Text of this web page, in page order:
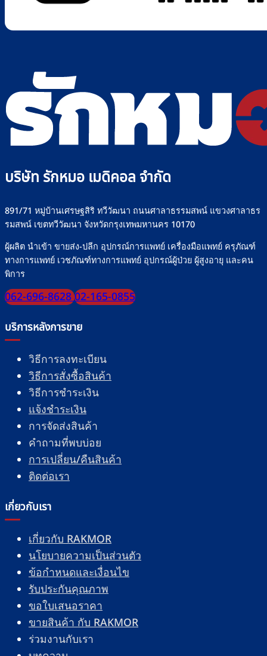
บริษัท รักหมอ เมดิคอล จำกัด
891/71 หมู่บ้านเศรษฐสิริ ทวีวัฒนา ถนนศาลาธรรมสพน์ แขวงศาลาธร
รมสพน์ เขตทวีวัฒนา จังหวัดกรุงเทพมหานคร 10170
ผู้ผลิต นำเข้า ขายส่ง-ปลีก อุปกรณ์การแพทย์ เครื่องมือแพทย์ ครุภัณฑ์
ทางการแพทย์ เวชภัณฑ์ทางการแพทย์ อุปกรณ์ผู้ป่วย ผู้สูงอายุ และคน
พิการ
062-696-862802-165-0855
บริการหลังการขาย
วิธีการลงทะเบียน
วิธีการสั่งซื้อสินค้า
วิธีการชำระเงิน
แจ้งชำระเงิน
การจัดส่งสินค้า
คำถามที่พบบ่อย
การเปลี่ยน/คืนสินค้า
ติดต่อเรา
เกี่ยวกับเรา
เกี่ยวกับ RAKMOR
นโยบายความเป็นส่วนตัว
ข้อกำหนดและเงื่อนไข
รับประกันคุณภาพ
ขอใบเสนอราคา
ขายสินค้า กับ RAKMOR
ร่วมงานกับเรา